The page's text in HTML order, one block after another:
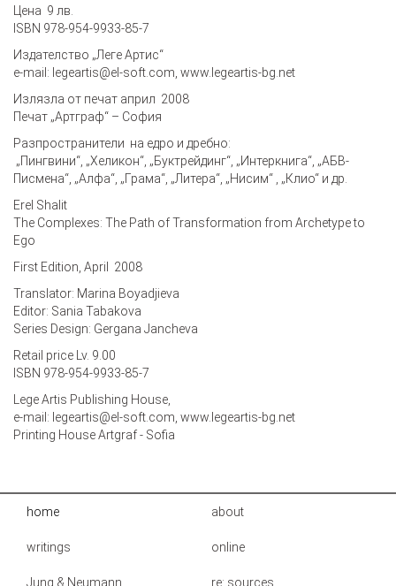
Цена 9 лв.
ISBN 978-954-9933-85-7
Издателство „Леге Артис“
e-mail: legeartis@el-soft.com www.legeartis-bg.net
Излязла от печат април 2008
Печат „Артграф“ – София
Разпространители на едро и дребно:
„Пингвини“, „Хеликон“, „Буктрейдинг“, „Интеркнига“, „АБВ-
Писмена“, „Алфа“, „Грама“, „Литера“, „Нисим“ , „Клио“ и др.
Erel Shalit
The Complexes: The Path of Transformation from Archetype to
Ego
First Edition, April 2008
Translator: Marina Boyadjieva
Editor: Sania Tabakova
Series Design: Gergana Jancheva
Retail price Lv. 9.00
ISBN 978-954-9933-85-7
Lege Artis Publishing House,
e-mail: legeartis@el-soft.com www.legeartis-bg.net
Printing House Artgraf - Sofia
home about
writings online
Jung & Neumann re: sources